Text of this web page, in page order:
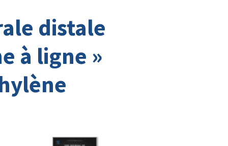
distale
à ligne »